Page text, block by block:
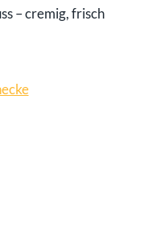
– cremig, frisch